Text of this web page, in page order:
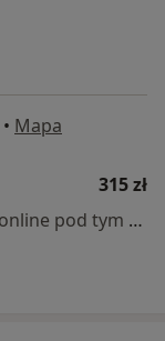
• Mapa
315 zł
Specjalista nie oferuje umawiania online pod tym adresem.